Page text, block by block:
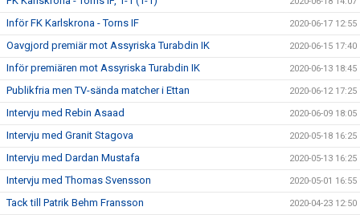
Inför FK Karlskrona - Torns IF 2020-06-17 12:55
Oavgjord premiär mot Assyriska Turabdin IK 2020-06-15 17:40
Inför premiären mot Assyriska Turabdin IK 2020-06-13 18:45
Publikfria men TV-sända matcher i Ettan 2020-06-12 17:25
Intervju med Rebin Asaad 2020-06-09 18:05
Intervju med Granit Stagova 2020-05-18 16:25
Intervju med Dardan Mustafa 2020-05-13 16:25
Intervju med Thomas Svensson 2020-05-01 16:55
Tack till Patrik Behm Fransson 2020-04-23 12:50